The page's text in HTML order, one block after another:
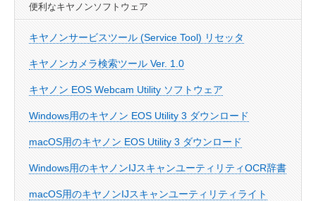
便利なキヤノンソフトウェア
キヤノンサービスツール (Service Tool) リセッタ
キヤノンカメラ検索ツール Ver. 1.0
キヤノン EOS Webcam Utility ソフトウェア
Windows用のキヤノン EOS Utility 3 ダウンロード
macOS用のキヤノン EOS Utility 3 ダウンロード
Windows用のキヤノンIJスキャンユーティリティOCR辞書
macOS用のキヤノンIJスキャンユーティリティライト